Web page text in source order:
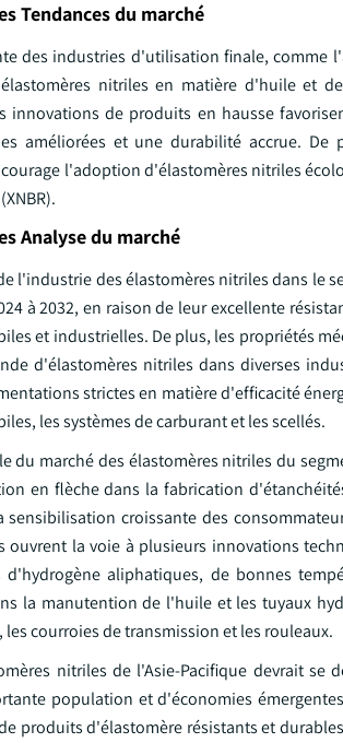
Tendances du marché
des industries d'utilisation finale,
nitriles en matière d'huile et
innovations de produits en hausse
améliorées et une durabilité accrue.
l'adoption d'élastomères nitriles
Analyse du marché
l'industrie des élastomères nitriles dans le
à 2032, en raison de leur excellente
et industrielles. De plus, les propriétés
d'élastomères nitriles dans diverses
strictes en matière d'efficacité
les systèmes de carburant et les scellés.
du marché des élastomères nitriles du
en flèche dans la fabrication
sensibilisation croissante des
ouvrent la voie à plusieurs innovations
aliphatiques, de bonnes
la manutention de l'huile et les tuyaux
courroies de transmission et les rouleaux.
nitriles de l'Asie-Pacifique devrait
population et d'économies
produits d'élastomère résistants et